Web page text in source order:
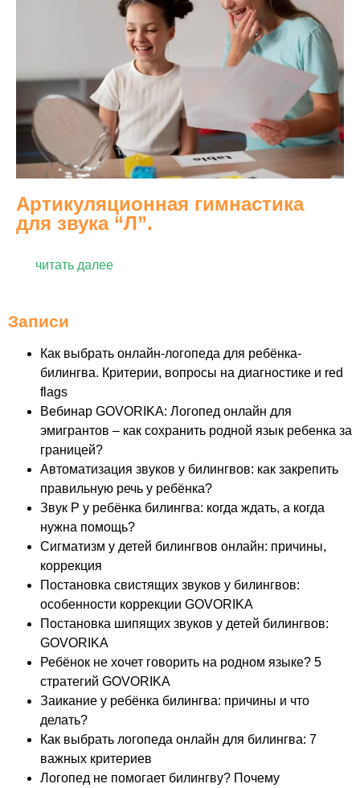
Артикуляционная гимнастика
для звука “Л”.
читать далее
Записи
Как выбрать онлайн-логопеда для ребёнка-
билингва. Критерии, вопросы на диагностике и red
flags
Вебинар GOVORIKA: Логопед онлайн для
эмигрантов – как сохранить родной язык ребенка за
границей?
Автоматизация звуков у билингвов: как закрепить
правильную речь у ребёнка?
Звук Р у ребёнка билингва: когда ждать, а когда
нужна помощь?
Сигматизм у детей билингвов онлайн: причины,
коррекция
Постановка свистящих звуков у билингвов:
особенности коррекции GOVORIKA
Постановка шипящих звуков у детей билингвов:
GOVORIKA
Ребёнок не хочет говорить на родном языке? 5
стратегий GOVORIKA
Заикание у ребёнка билингва: причины и что
делать?
Как выбрать логопеда онлайн для билингва: 7
важных критериев
Логопед не помогает билингву? Почему